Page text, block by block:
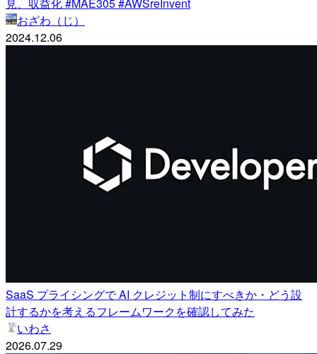
おざわ（じ）
2024.12.06
SaaS プライシングで AI クレジット制にすべきか・どう設
計するかを考えるフレームワークを確認してみた
いわさ
2026.07.29